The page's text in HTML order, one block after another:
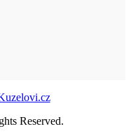
Reserved.